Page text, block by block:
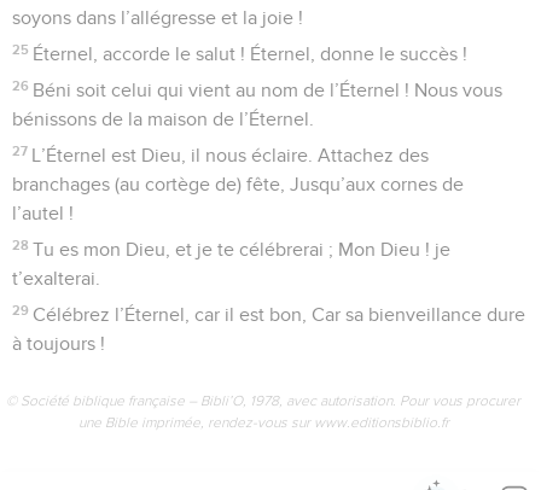
soyons dans l’allégresse et la joie !
25 Éternel, accorde le salut ! Éternel, donne le succès !
26 Béni soit celui qui vient au nom de l’Éternel ! Nous vous
bénissons de la maison de l’Éternel.
27 L’Éternel est Dieu, il nous éclaire. Attachez des
branchages (au cortège de) fête, Jusqu’aux cornes de
l’autel !
28 Tu es mon Dieu, et je te célébrerai ; Mon Dieu ! je
t’exalterai.
29 Célébrez l’Éternel, car il est bon, Car sa bienveillance dure
à toujours !
© Société biblique française – Bibli’O, 1978, avec autorisation. Pour vous procurer
une Bible imprimée, rendez-vous sur www.editionsbiblio.fr